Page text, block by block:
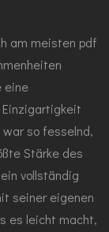
am meisten pdf
eine
so fesselnd,
Stärke des
vollständig
seiner eigenen
es leicht macht,